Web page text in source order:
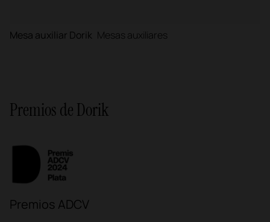
Mesa auxiliar Dorik Mesas auxiliares
Premios de Dorik
Premios ADCV